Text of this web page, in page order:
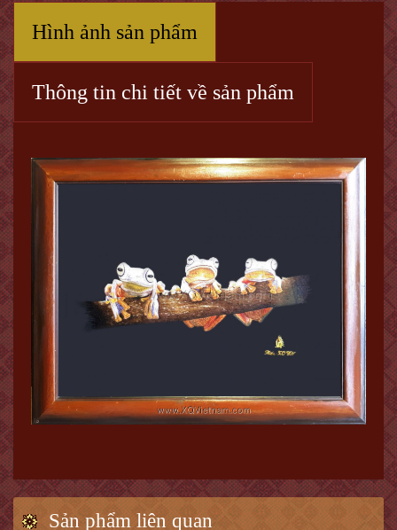
Hình ảnh sản phẩm
Thông tin chi tiết về sản phẩm
Sản phẩm liên quan